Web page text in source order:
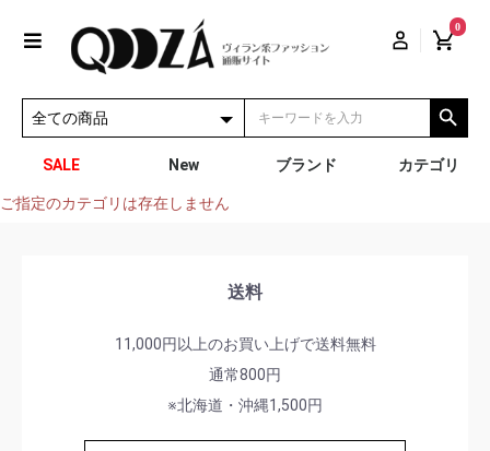
0
SALE New ブランド カテゴリ
ご指定のカテゴリは存在しません
送料
11,000円以上のお買い上げで送料無料
通常800円
※北海道・沖縄1,500円